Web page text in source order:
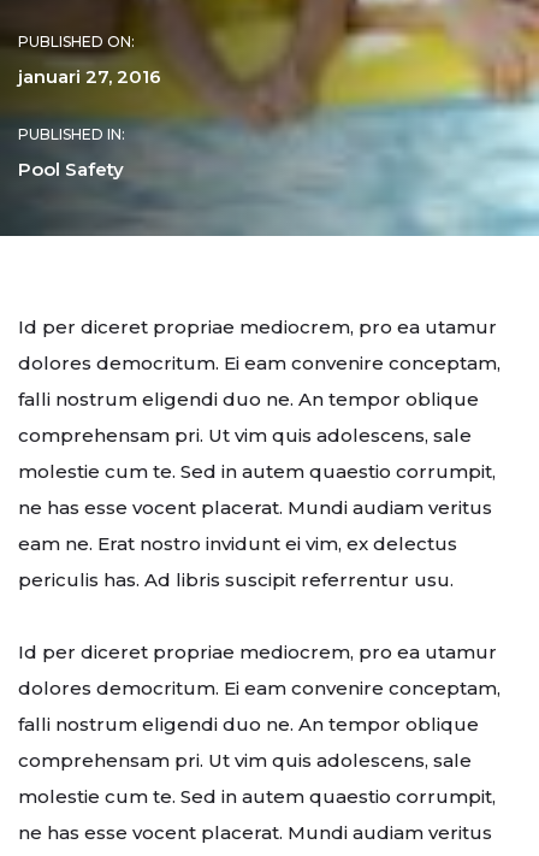
PUBLISHED ON:
januari 27, 2016
PUBLISHED IN:
Pool Safety
Id per diceret propriae mediocrem, pro ea utamur
dolores democritum. Ei eam convenire conceptam,
falli nostrum eligendi duo ne. An tempor oblique
comprehensam pri. Ut vim quis adolescens, sale
molestie cum te. Sed in autem quaestio corrumpit,
ne has esse vocent placerat. Mundi audiam veritus
eam ne. Erat nostro invidunt ei vim, ex delectus
periculis has. Ad libris suscipit referrentur usu.
Id per diceret propriae mediocrem, pro ea utamur
dolores democritum. Ei eam convenire conceptam,
falli nostrum eligendi duo ne. An tempor oblique
comprehensam pri. Ut vim quis adolescens, sale
molestie cum te. Sed in autem quaestio corrumpit,
ne has esse vocent placerat. Mundi audiam veritus